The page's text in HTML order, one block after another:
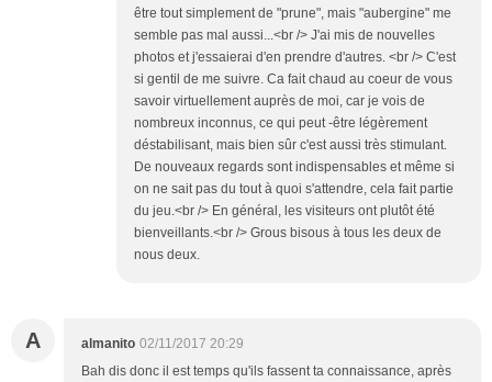
être tout simplement de "prune", mais "aubergine" me
semble pas mal aussi...<br /> J'ai mis de nouvelles
photos et j'essaierai d'en prendre d'autres. <br /> C'est
si gentil de me suivre. Ca fait chaud au coeur de vous
savoir virtuellement auprès de moi, car je vois de
nombreux inconnus, ce qui peut -être légèrement
déstabilisant, mais bien sûr c'est aussi très stimulant.
De nouveaux regards sont indispensables et même si
on ne sait pas du tout à quoi s'attendre, cela fait partie
du jeu.<br /> En général, les visiteurs ont plutôt été
bienveillants.<br /> Grous bisous à tous les deux de
nous deux.
A almanito 02/11/2017 20:29
Bah dis donc il est temps qu'ils fassent ta connaissance, après